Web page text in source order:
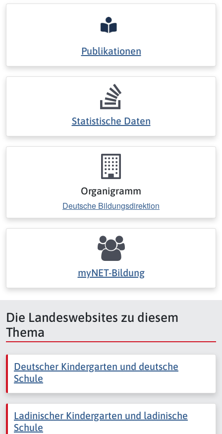
Publikationen
Statistische Daten
Organigramm
Deutsche Bildungsdirektion
myNET-Bildung
Die Landeswebsites zu diesem
Thema
Deutscher Kindergarten und deutsche
Schule
Ladinischer Kindergarten und ladinische
Schule